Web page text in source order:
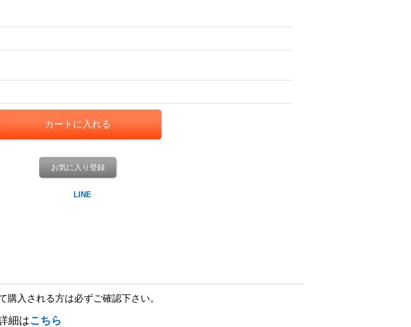
お気に入り登録
購入される方は必ずご確認下さい。
細はこちら